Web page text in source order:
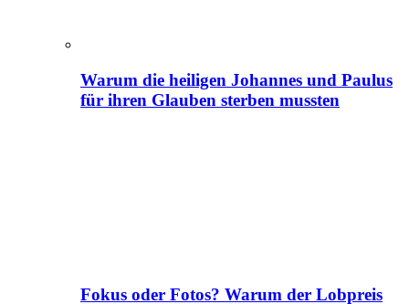
Warum die heiligen Johannes und Paulus
für ihren Glauben sterben mussten
Fokus oder Fotos? Warum der Lobpreis